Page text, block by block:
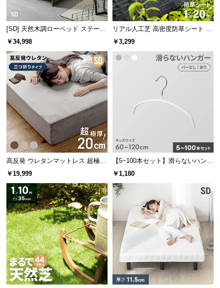
お
知
ら
せ
ブ
グ
企
情
[SD] 天然木調ローベッド ステージ
ベッド マットレス付き（余白フィ
￥34,998
リアル人工芝 高密度防草シート 1×
20m
￥3,299
高反発 ウレタンマットレス 超極厚
20cm 三つ折りタイプ [SD]
￥19,999
【5~100本セット】滑らないハンガ
ー キッズサイズ
￥1,180